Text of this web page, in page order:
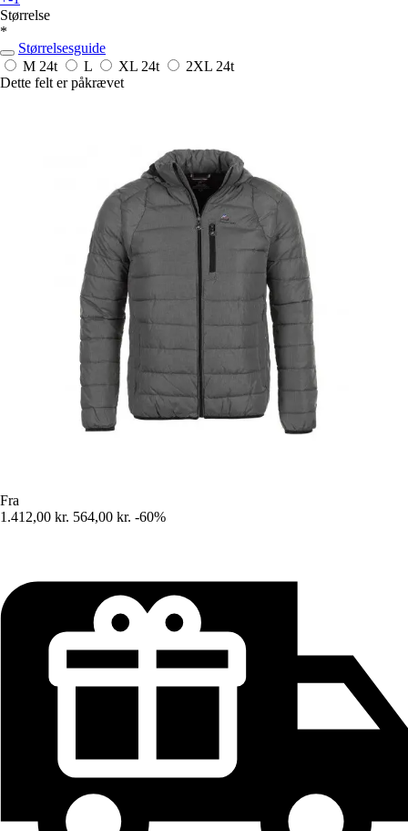
Størrelse
*
Størrelsesguide
M 24t L XL 24t 2XL 24t
Dette felt er påkrævet
Fra
1.412,00 kr. 564,00 kr. -60%